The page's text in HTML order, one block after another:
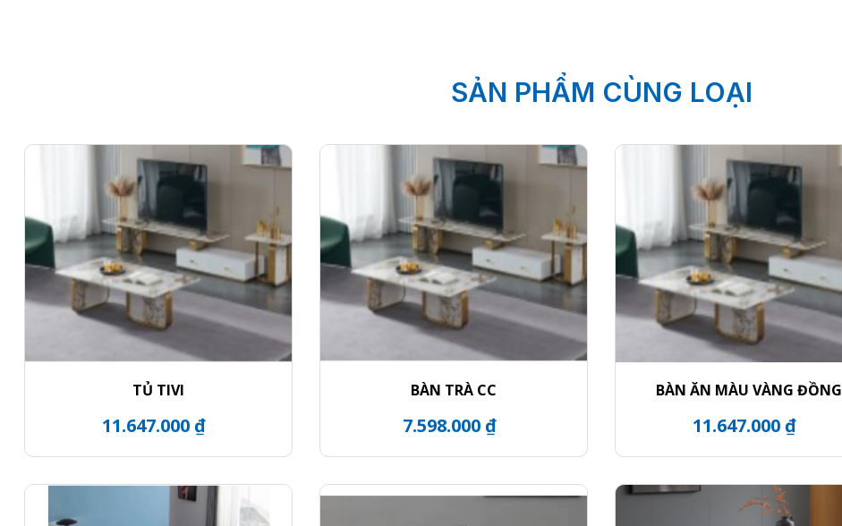
SẢN PHẨM CÙNG LOẠI
TỦ TIVI
11.647.000 ₫
BÀN TRÀ CC
7.598.000 ₫
BÀN ĂN MÀU VÀNG ĐỒNG
11.647.000 ₫